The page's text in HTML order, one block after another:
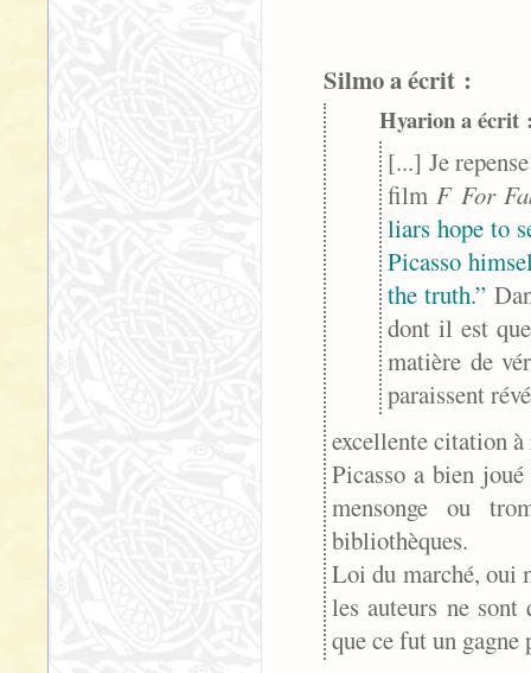
Silmo a écrit :
Hyarion a écrit
[...] Je
filmF For
liars hope to
Picasso
the truth.”
dont il est
matière de
paraissent
excellente citation
Picasso a bien
mensonge ou
bibliothèques.
Loi du marché, oui
les auteurs ne sont
que ce fut un gagne